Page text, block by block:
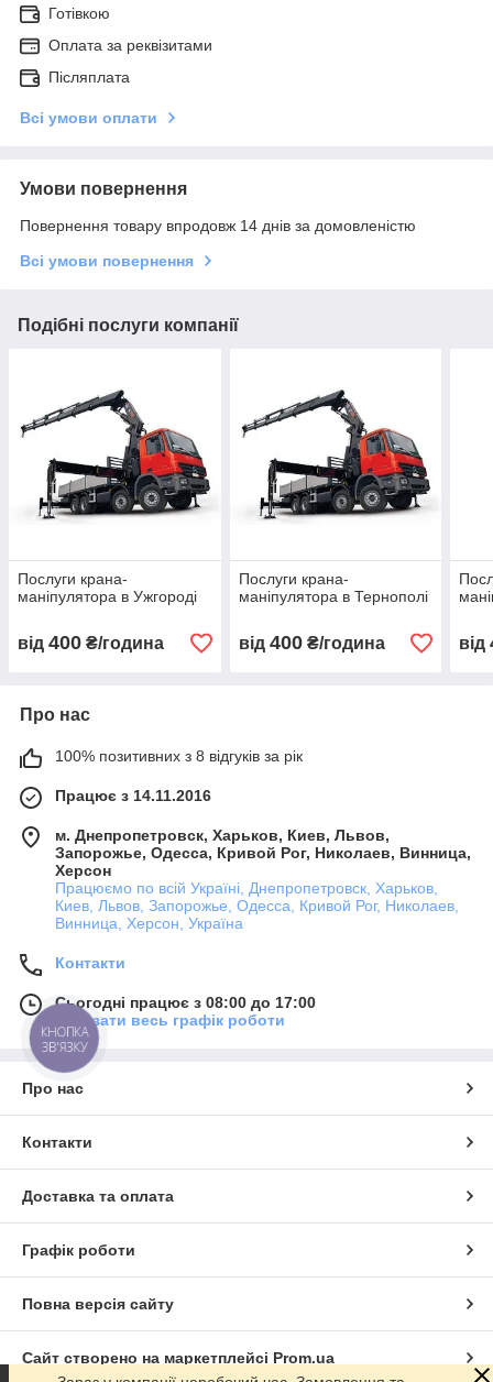
Готівкою
Оплата за реквізитами
Післяплата
Всі умови оплати
Умови повернення
Повернення товару впродовж 14 днів за домовленістю
Всі умови повернення
Подібні послуги компанії
Послуги крана-
маніпулятора в Ужгороді
від 400 ₴/година
Послуги крана-
маніпулятора в Тернополі
від 400₴/година від
Про нас
100% позитивних з 8 відгуків за рік
Працює з 14.11.2016
м. Днепропетровск, Харьков, Киев, Львов,
Запорожье, Одесса, Кривой Рог, Николаев, Винница,
Херсон
Працюємо по всій Україні, Днепропетровск, Харьков,
Киев, Львов, Запорожье, Одесса, Кривой Рог, Николаев,
Винница, Херсон, Україна
Контакти
Сьогодні працює з 08:00 до 17:00
Показати весь графік роботи
Про нас
Контакти
Доставка та оплата
Графік роботи
Повна версія сайту
Сайт створено на маркетплейсі Prom.ua
КНОПКА
ЗВ'ЯЗКУ